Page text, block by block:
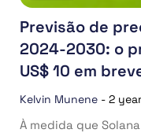
Previsão de
2024-2030: o
US$ 10 em
Kelvin Munene - 2
À medida que